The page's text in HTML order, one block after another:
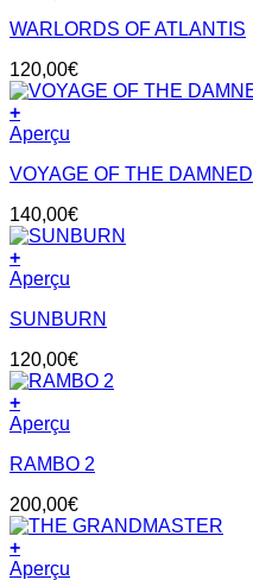
WARLORDS OF ATLANTIS
120,00€
+
Aperçu
VOYAGE OF THE DAMNED
140,00€
+
Aperçu
SUNBURN
120,00€
+
Aperçu
RAMBO 2
200,00€
+
Aperçu